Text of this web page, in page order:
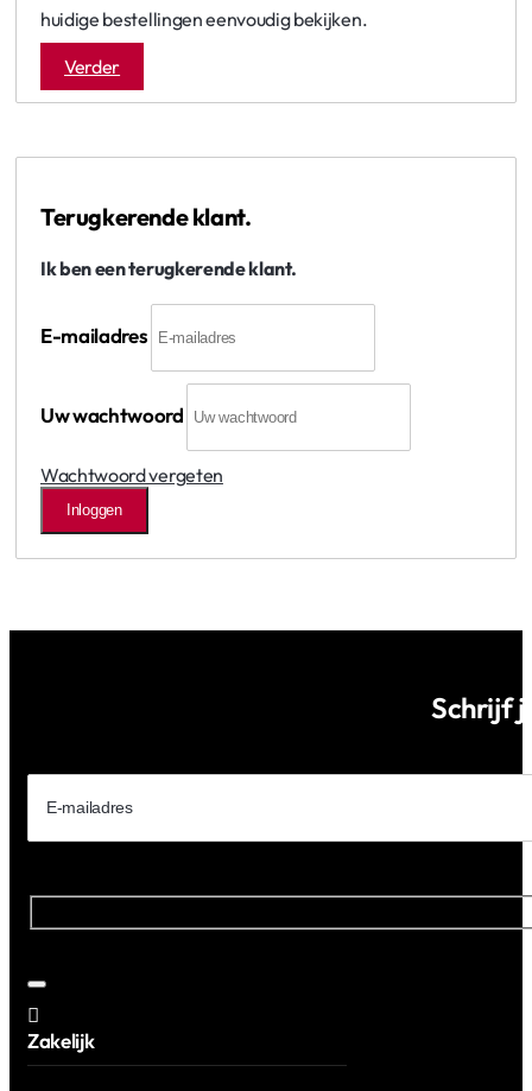
huidige bestellingen eenvoudig bekijken.
Verder
Terugkerende klant.
Ik ben een terugkerende klant.
E-mailadres
Uw wachtwoord
Wachtwoord vergeten
Inloggen
Schrijf
Zakelijk